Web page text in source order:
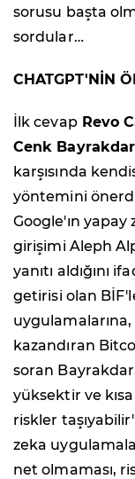
sorusu başta
sordular…
CHATGPT'NİN
İlk cevapRevo
Cenk Bayrakdar
karşısında
yöntemini
Google'ın
girişimi Aleph
yanıtı aldığını
getirisi olan
uygulamalarına,
kazandıran
soran
yüksektir ve
riskler
zeka
net olmaması,